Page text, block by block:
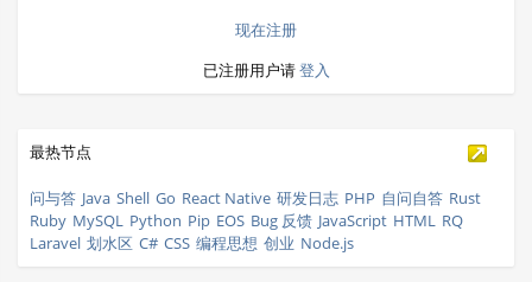
现在注册
已注册用户请登入
最热节点
问与答 Java Shell Go React Native 研发日志 PHP 自问自答 Rust
Ruby MySQL Python Pip EOS Bug 反馈 JavaScript HTML RQ
Laravel 划水区 C# CSS 编程思想 创业 Node.js